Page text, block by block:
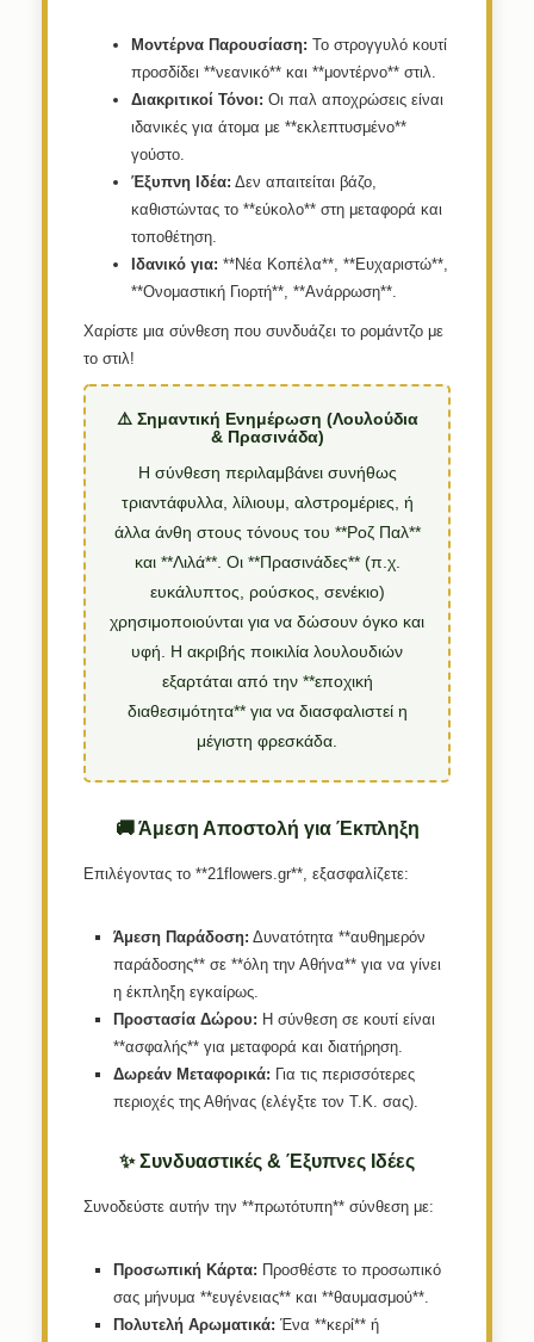
Μοντέρνα Παρουσίαση: Το στρογγυλό κουτί
προσδίδει **νεανικό** και **μοντέρνο** στιλ.
Διακριτικοί Τόνοι: Οι παλ αποχρώσεις είναι
ιδανικές για άτομα με **εκλεπτυσμένο**
γούστο.
Έξυπνη Ιδέα: Δεν απαιτείται βάζο,
καθιστώντας το **εύκολο** στη μεταφορά και
τοποθέτηση.
Ιδανικό για: **Νέα Κοπέλα**, **Ευχαριστώ**,
**Ονομαστική Γιορτή**, **Ανάρρωση**.
Χαρίστε μια σύνθεση που συνδυάζει το ρομάντζο με
το στιλ!
⚠️ Σημαντική Ενημέρωση (Λουλούδια
& Πρασινάδα)
Η σύνθεση περιλαμβάνει συνήθως
τριαντάφυλλα, λίλιουμ, αλστρομέριες, ή
άλλα άνθη στους τόνους του **Ροζ Παλ**
και **Λιλά**. Οι **Πρασινάδες** (π.χ.
ευκάλυπτος, ρούσκος, σενέκιο)
χρησιμοποιούνται για να δώσουν όγκο και
υφή. Η ακριβής ποικιλία λουλουδιών
εξαρτάται από την **εποχική
διαθεσιμότητα** για να διασφαλιστεί η
μέγιστη φρεσκάδα.
🚚 Άμεση Αποστολή για Έκπληξη
Επιλέγοντας το **21flowers.gr**, εξασφαλίζετε:
Άμεση Παράδοση: Δυνατότητα **αυθημερόν
παράδοσης** σε **όλη την Αθήνα** για να γίνει
η έκπληξη εγκαίρως.
Προστασία Δώρου: Η σύνθεση σε κουτί είναι
**ασφαλής** για μεταφορά και διατήρηση.
Δωρεάν Μεταφορικά: Για τις περισσότερες
περιοχές της Αθήνας (ελέγξτε τον Τ.Κ. σας).
✨ Συνδυαστικές & Έξυπνες Ιδέες
Συνοδεύστε αυτήν την **πρωτότυπη** σύνθεση με:
Προσωπική Κάρτα: Προσθέστε το προσωπικό
σας μήνυμα **ευγένειας** και **θαυμασμού**.
Πολυτελή Αρωματικά: Ένα **κερί** ή